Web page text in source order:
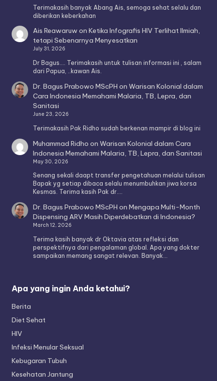
Terimakasih banyak Abang Ais, semoga sehat selalu dan
diberikan keberkahan
Ais ReawaruwonKetika Infografis HIV Terlihat Ilmiah,
tetapi Sebenarnya Menyesatkan
July 31, 2026
Dr Bagus.... Terimakasih untuk tulisan informasi ini , salam
dari Papua, ..kawan Ais.
Dr. Bagus Prabowo MScPH onWarisan Kolonial dalam
Cara Indonesia Memahami Malaria, TB, Lepra, dan
Sanitasi
June 23, 2026
Terimakasih Pak Ridho sudah berkenan mampir di blog ini
Muhammad Ridho onWarisan Kolonial dalam Cara
Indonesia Memahami Malaria, TB, Lepra, dan Sanitasi
May 30, 2026
Senang sekali daapt transfer pengetahuan melalui tulisan
Bapak yg setiap dibaca selalu menumbuhkan jiwa korsa
Kesmas. Terima kasih Pak dr.…
Dr. Bagus Prabowo MScPH onMengapa Multi-Month
Dispensing ARV Masih Diperdebatkan di Indonesia?
March 12, 2026
Terima kasih banyak dr Oktavia atas refleksi dan
perspektifnya dari pengalaman global. Apa yang dokter
sampaikan memang sangat relevan. Banyak…
Apa yang ingin Anda ketahui?
Berita
Diet Sehat
HIV
Infeksi Menular Seksual
Kebugaran Tubuh
Kesehatan Jantung